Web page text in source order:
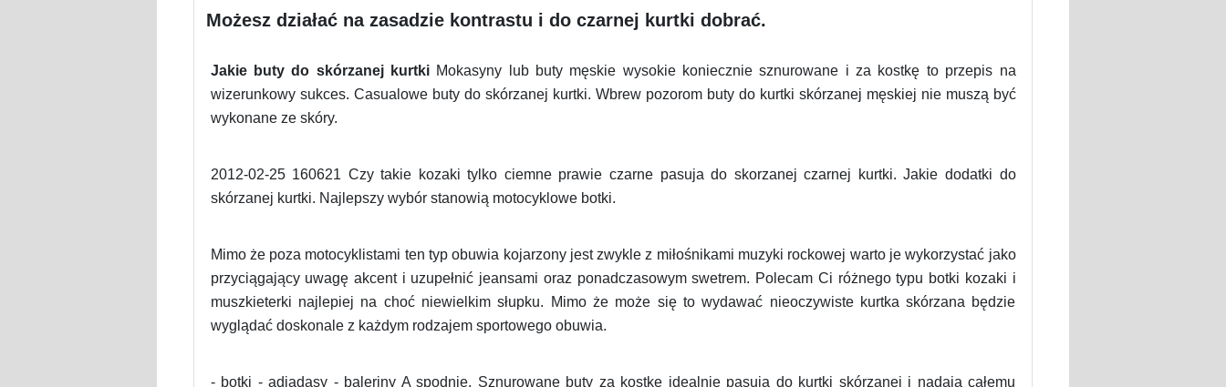
Możesz działać na zasadzie kontrastu i do czarnej kurtki dobrać.
Jakie buty do skórzanej kurtkiMokasyny lub buty męskie wysokie koniecznie sznurowane i za kostkę to przepis na
wizerunkowy sukces. Casualowe buty do skórzanej kurtki. Wbrew pozorom buty do kurtki skórzanej męskiej nie muszą być
wykonane ze skóry.
2012-02-25 160621 Czy takie kozaki tylko ciemne prawie czarne pasuja do skorzanej czarnej kurtki. Jakie dodatki do
skórzanej kurtki. Najlepszy wybór stanowią motocyklowe botki.
Mimo że poza motocyklistami ten typ obuwia kojarzony jest zwykle z miłośnikami muzyki rockowej warto je wykorzystać jako
przyciągający uwagę akcent i uzupełnić jeansami oraz ponadczasowym swetrem. Polecam Ci różnego typu botki kozaki i
muszkieterki najlepiej na choć niewielkim słupku. Mimo że może się to wydawać nieoczywiste kurtka skórzana będzie
wyglądać doskonale z każdym rodzajem sportowego obuwia.
- botki - adiadasy - baleriny A spodnie. Sznurowane buty za kostkę idealnie pasują do kurtki skórzanej i nadają całemu